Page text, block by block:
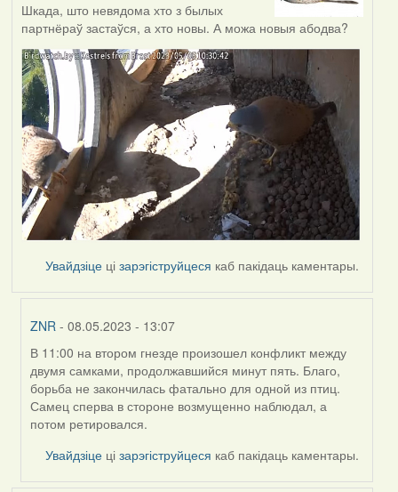
Шкада, што невядома хто з былых
партнёраў застаўся, а хто новы. А можа новыя абодва?
Увайдзіце цізарэгіструйцеся каб пакідаць каментары.
ZNR - 08.05.2023 - 13:07
In
reply
to
by
Harrier
В 11:00 на втором гнезде произошел конфликт между
двумя самками, продолжавшийся минут пять. Благо,
борьба не закончилась фатально для одной из птиц.
Самец сперва в стороне возмущенно наблюдал, а
потом ретировался.
Увайдзіце цізарэгіструйцеся каб пакідаць каментары.